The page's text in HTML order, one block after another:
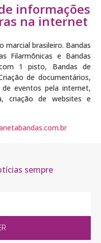
informações
na internet
brasileiro. Bandas
Filarmõnicas e Bandas
1 pisto, Bandas de
de documentários,
eventos pela internet,
criação de websites e
sempre